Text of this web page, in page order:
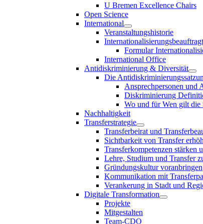
U Bremen Excellence Chairs
Open Science
International
Veranstaltungshistorie
Formular
International Office
Antidiskriminierung & Diversität
Die
Ansprechpersonen und
Diskriminierung
Wo und für Wen gilt die
Nachhaltigkeit
Transferstrategie
Transferbeirat und
Sichtbarkeit von Transfer
Transferkompetenzen stärken
Lehre, Studium und Transfer
Gründungskultur voranbringen
Kommunikation mit
Verankerung in Stadt und
Digitale Transformation
Projekte
Mitgestalten
Team-CDO